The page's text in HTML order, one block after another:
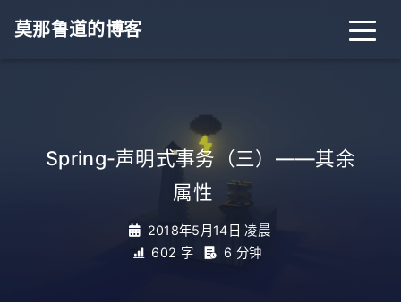
莫那鲁道的博客
Spring-声明式事务（三）——其余
属性
2018年5月14日 凌晨
602 字
6 分钟